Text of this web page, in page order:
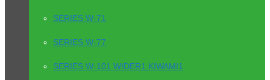
SERIES W-71
SERIES W-77
SERIES W-101 WIDER1 KIWAMI1